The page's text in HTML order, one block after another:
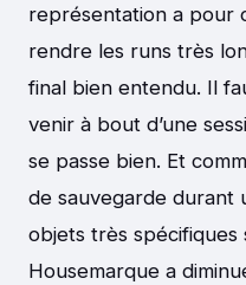
représentation a pour
rendre les runs très
final bien entendu. Il
venir à bout d’une
se passe bien. Et
de sauvegarde durant
objets très spécifiques
Housemarque a